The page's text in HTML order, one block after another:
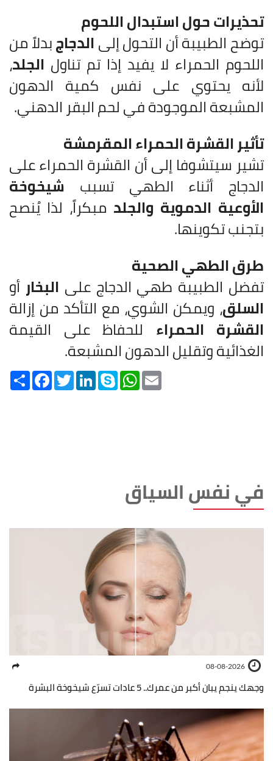
تحذيرات حول استبدال اللحوم
توضح الطبيبة أن التحول إلىالدجاجبدلاً من
اللحوم الحمراء لا يفيد إذا تم تناول الجلد،
لأنه يحتوي على نفس كمية الدهون
المشبعة الموجودة في لحم البقر الدهني.
تأثير القشرة الحمراء المقرمشة
تشير سيتشوفا إلى أن القشرة الحمراء على
الدجاج أثناء الطهي تسبب شيخوخة
الأوعية الدموية والجلد مبكراً، لذا يُنصح
بتجنب تكوينها.
طرق الطهي الصحية
تفضل الطبيبة طهي الدجاج على البخار أو
السلق، ويمكن الشوي، مع التأكد من إزالة
القشرة الحمراء للحفاظ على القيمة
الغذائية وتقليل الدهون المشبعة.
Share FacebookTwitterLinkedInSkype WhatsApp
في نفس السياق
08-08-2026
وجهك ينجم يبان أكبر من عمرك.. 5 عادات تسرّع شيخوخة البشرة